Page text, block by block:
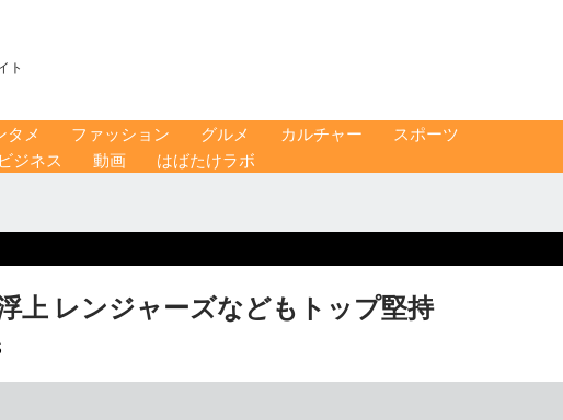
ト
タメ ファッション グルメ カルチャー
スポーツ
ビジネス 動画 はばたけラボ
上 レンジャーズなどもトップ堅持